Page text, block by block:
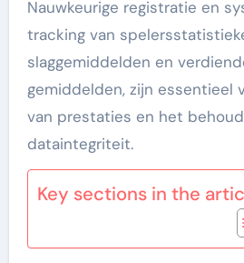
Nauwkeurige registratie en
tracking van
slaggemiddelden en
gemiddelden, zijn essentieel
van prestaties en het
dataintegriteit.
Key sections in the